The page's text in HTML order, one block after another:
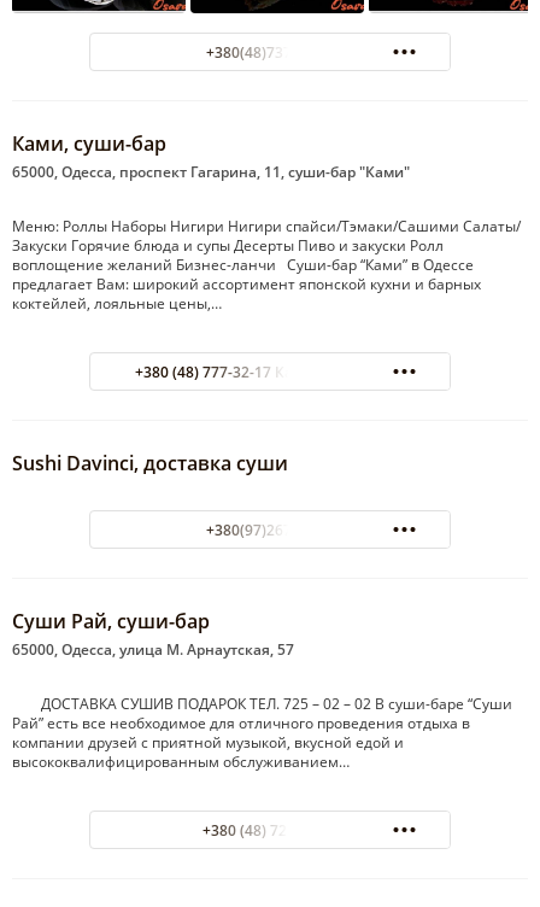
+380(48)737-88-08
Ками, суши-бар
65000, Одесса, проспект Гагарина, 11, суши-бар "Ками"
Меню: Роллы Наборы Нигири Нигири спайси/Тэмаки/Сашими Салаты/
Закуски Горячие блюда и супы Десерты Пиво и закуски Ролл
воплощение желаний Бизнес-ланчи Суши-бар “Ками” в Одессе
предлагает Вам: широкий ассортимент японской кухни и барных
коктейлей, лояльные цены,…
+380 (48) 777-32-17 Ками на Гагарина
Sushi Davinci, доставка суши
+380(97)267-18-18
Суши Рай, суши-бар
65000, Одесса, улица М. Арнаутская, 57
ДОСТАВКA СУШИВ ПОДАРОК ТЕЛ. 725 – 02 – 02 В суши-баре “Суши
Рай” есть все необходимое для отличного проведения отдыха в
компании друзей с приятной музыкой, вкусной едой и
высококвалифицированным обслуживанием…
+380 (48) 725-02-02